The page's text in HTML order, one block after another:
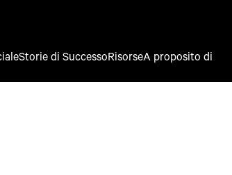
Storie di SuccessoRisorseA proposito di